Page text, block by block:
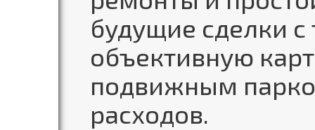
будущие сделки
объективную
подвижным
расходов.